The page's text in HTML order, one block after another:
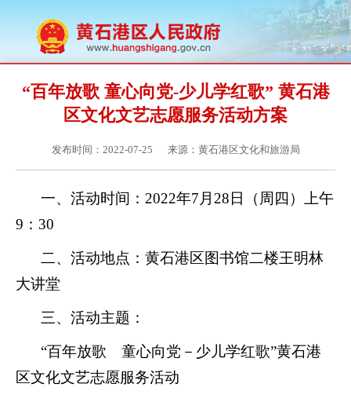
“百年放歌 童心向党-少儿学红歌” 黄石港
区文化文艺志愿服务活动方案
发布时间：2022-07-25 来源：黄石港区文化和旅游局
一、活动时间： 2022年7月28日（周四）上午
9：30
二、活动地点：黄石港区图书馆二楼王明林
大讲堂
三、活动主题：
“百年放歌 童心向党－少儿学红歌”黄石港
区文化文艺志愿服务活动